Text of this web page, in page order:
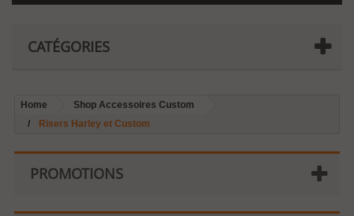
CATÉGORIES
Home
Shop Accessoires Custom
Risers Harley et Custom
PROMOTIONS